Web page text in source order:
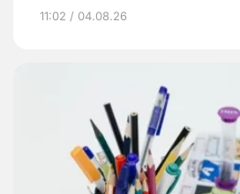
11:02 / 04.08.26